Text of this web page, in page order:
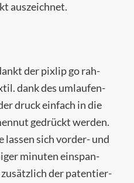
auszeichnet.
der pixlip go rah­
dank des umlau­fen­
druck ein­fach in die
gedrückt wer­den.
las­sen sich vor­der- und
minu­ten ein­span­
der paten­tier­